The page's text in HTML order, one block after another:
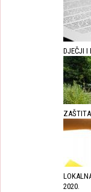
DJEČJI I
2020.